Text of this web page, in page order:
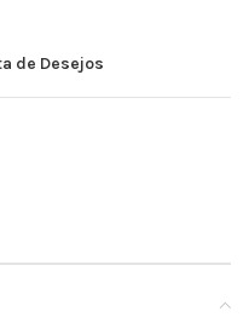
de Desejos